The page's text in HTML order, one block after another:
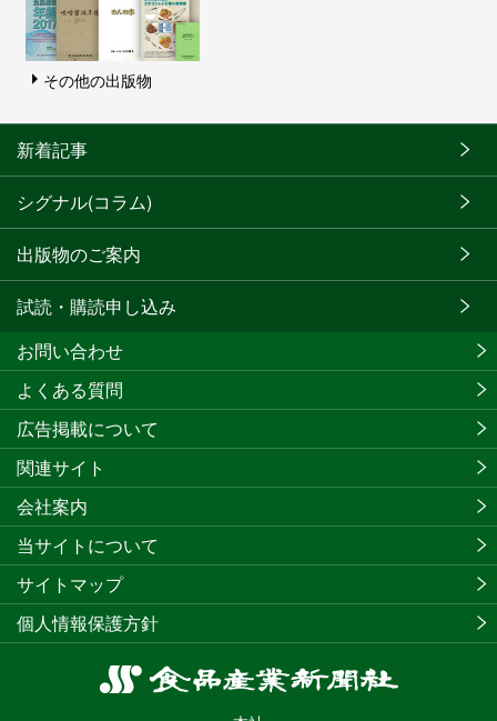
その他の出版物
新着記事
シグナル(コラム)
出版物のご案内
試読・購読申し込み
食
お問い合わせ
よくある質問
広告掲載について
関連サイト
会社案内
当サイトについて
サイトマップ
個人情報保護方針